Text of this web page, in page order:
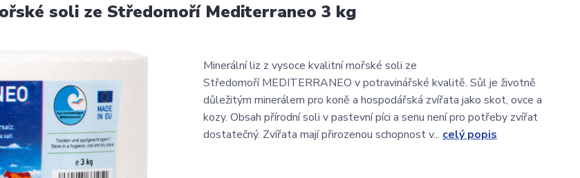
soli ze Středomoří Mediterraneo 3 kg
Minerální liz z vysoce kvalitní mořské soli ze
Středomoří MEDITERRANEO v potravinářské kvalitě. Sůl je životně
důležitým minerálem pro koně a hospodářská zvířata jako skot, ovce a
kozy. Obsah přírodní soli v pastevní píci a senu není pro potřeby zvířat
dostatečný. Zvířata mají přirozenou schopnost v... celý popis